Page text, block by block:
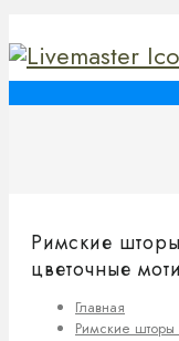
Римские
цветочные
Главная
Римские шторы